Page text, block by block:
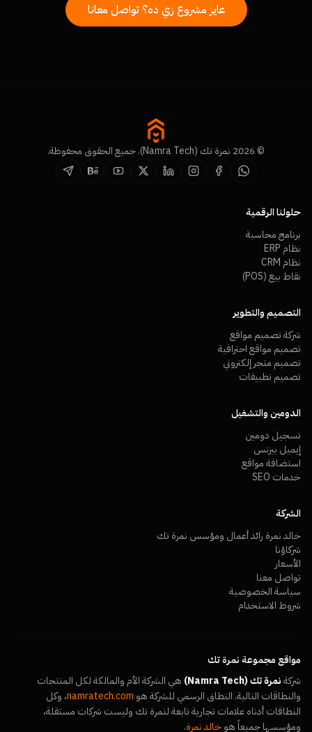
عايز مشروع زي ده؟ تواصل معانا
© 2026 نمرة تك (Namra Tech). جميع الحقوق محفوظة.
حلولنا الرقمية
برنامج محاسبة
نظام ERP
نظام CRM
نقاط بيع (POS)
التصميم والتطوير
شركة تصميم مواقع
تصميم مواقع احترافية
تصميم متجر إلكتروني
تصميم تطبيقات
الدومين والتشغيل
تسجيل دومين
إيميل بيزنس
استضافة مواقع
خدمات SEO
الشركة
خالد نمرة رائد أعمال ومؤسس نمرة تك
شركاؤنا
الأسعار
تواصل معنا
سياسة الخصوصية
شروط الاستخدام
مواقع مجموعة نمرة تك
شركةنمرة تك (Namra Tech)
هي الشركة الأم والمالكة لكل المنتجات
والنطاقات التالية. النطاق الرسمي للشركة هو namratech.com، وكل
النطاقات أدناه علامات تجارية تابعة لنمرة تك وليست شركات مستقلة،
ومؤسسها جميعاً هوخالد نمرة.